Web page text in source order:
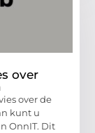
over
over de
kunt u
OnnIT. Dit